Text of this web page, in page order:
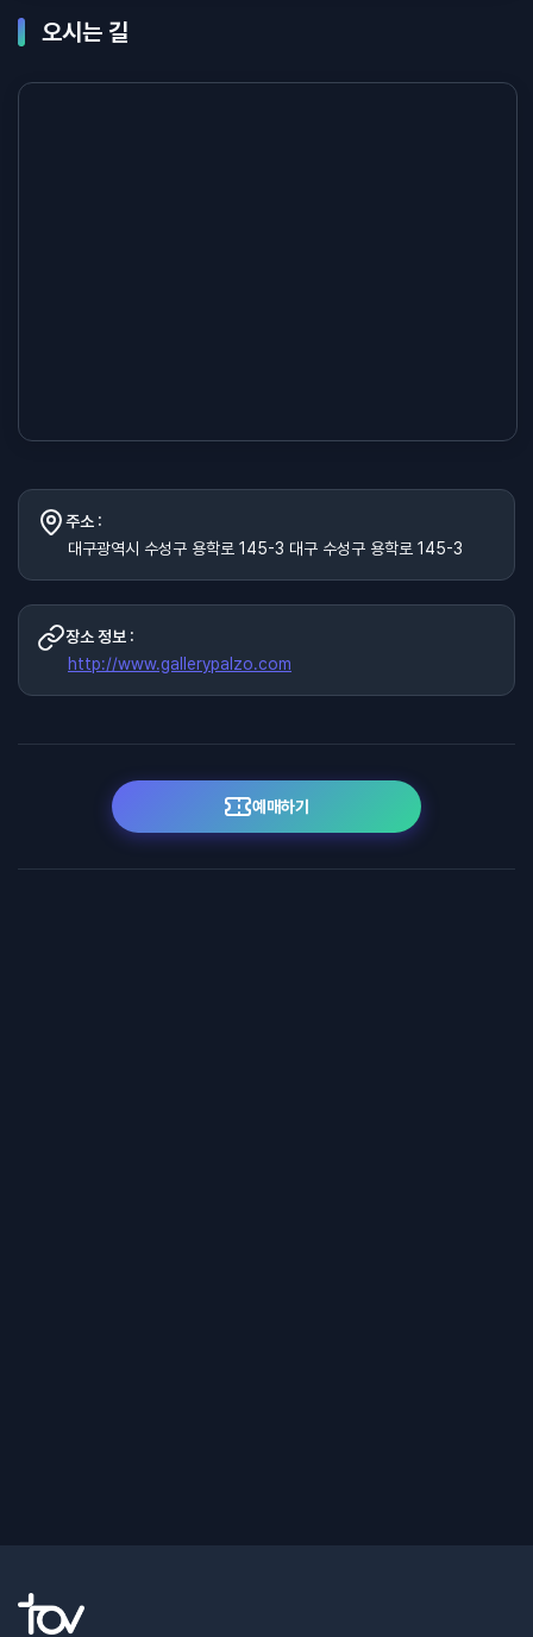
오시는 길
주소 :
대구광역시 수성구 용학로 145-3 대구 수성구 용학로 145-3
장소 정보 :
http://www.gallerypalzo.com
예매하기